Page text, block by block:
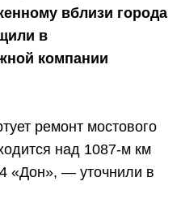
вблизи города
в
компании
ремонт мостового
над 1087-м км
«Дон», — уточнили в